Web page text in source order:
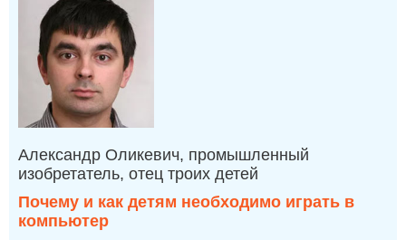
Александр Оликевич, промышленный
изобретатель, отец троих детей
Почему и как детям необходимо играть в
компьютер